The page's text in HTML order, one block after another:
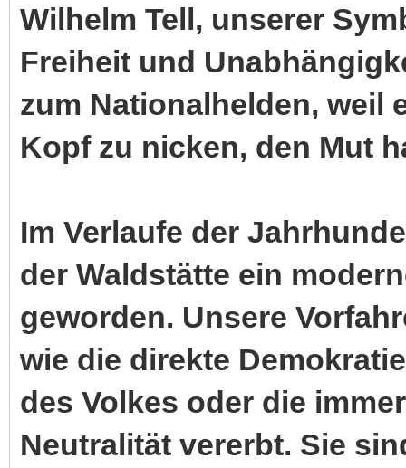
Wilhelm Tell, unserer
Freiheit und
zum Nationalhelden, weil
Kopf zu nicken, den Mut
Im Verlaufe der
der Waldstätte ein
geworden. Unsere
wie die direkte
des Volkes oder die
Neutralität vererbt. Sie